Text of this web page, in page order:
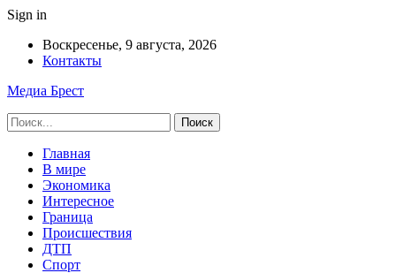
Sign in
Воскресенье, 9 августа, 2026
Контакты
Медиа Брест
Главная
В мире
Экономика
Интересное
Граница
Происшествия
ДТП
Спорт